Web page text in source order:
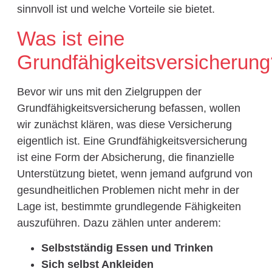
sinnvoll ist und welche Vorteile sie bietet.
Was ist eine
Bevor wir uns mit den Zielgruppen der
Grundfähigkeitsversicherung befassen, wollen
wir zunächst klären, was diese Versicherung
eigentlich ist. Eine Grundfähigkeitsversicherung
ist eine Form der Absicherung, die finanzielle
Unterstützung bietet, wenn jemand aufgrund von
gesundheitlichen Problemen nicht mehr in der
Lage ist, bestimmte grundlegende Fähigkeiten
auszuführen. Dazu zählen unter anderem:
Selbstständig Essen und Trinken
Sich selbst Ankleiden